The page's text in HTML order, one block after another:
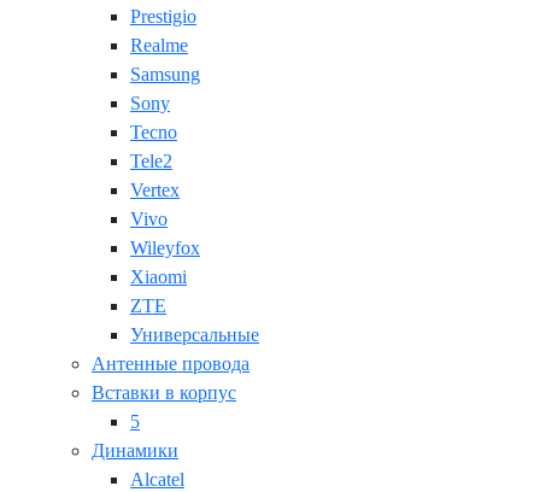
Prestigio
Realme
Samsung
Sony
Tecno
Tele2
Vertex
Vivo
Wileyfox
Xiaomi
ZTE
Универсальные
Антенные провода
Вставки в корпус
5
Динамики
Alcatel